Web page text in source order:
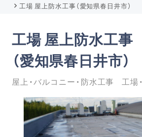
工場 屋上防水工事（愛知県春日井市）
工場 屋上防水工事
（愛知県春日井市）
屋上・バルコニー・防水工事 工場